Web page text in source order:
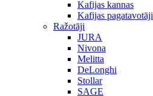
Kafijas kannas
Kafijas pagatavotāji
Ražotāji
JURA
Nivona
Melitta
DeLonghi
Stollar
SAGE